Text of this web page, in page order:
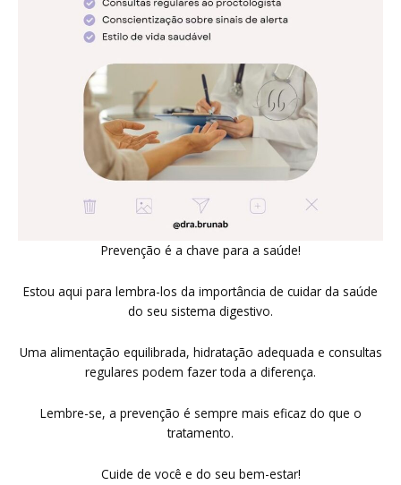
Prevenção é a chave para a saúde!
Estou aqui para lembra-los da importância de cuidar da saúde
do seu sistema digestivo.
Uma alimentação equilibrada, hidratação adequada e consultas
regulares podem fazer toda a diferença.
Lembre-se, a prevenção é sempre mais eficaz do que o
tratamento.
Cuide de você e do seu bem-estar!